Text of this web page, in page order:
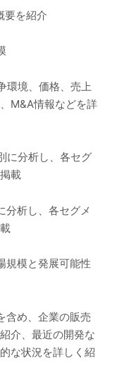
要を紹介
環境、価格、売上
M&A情報などを詳
に分析し、各セグ
載
分析し、各セグメ
規模と発展可能性
含め、企業の販売
介、最近の開発な
な状況を詳しく紹